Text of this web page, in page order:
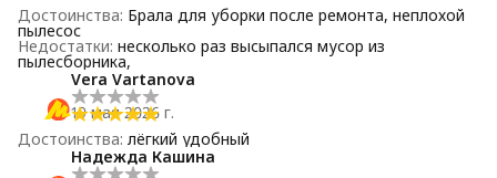
Достоинства: Брала для уборки после ремонта, неплохой
пылесос
Недостатки: несколько раз высыпался мусор из
пылесборника,
Vera Vartanova
19 мая 2026 г.
Достоинства: лёгкий удобный
Надежда Кашина